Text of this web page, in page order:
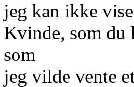
jeg kan ikke
Kvinde, som du
som
jeg vilde vente